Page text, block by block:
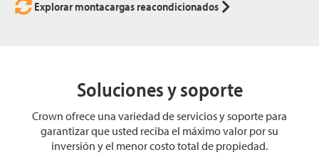
Explorar montacargas reacondicionados
Soluciones y soporte
Crown ofrece una variedad de servicios y soporte para
garantizar que usted reciba el máximo valor por su
inversión y el menor costo total de propiedad.